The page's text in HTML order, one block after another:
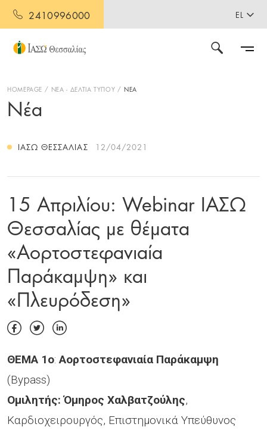
2410996000 EL
HOMEPAGE ΝΕΑ - ΔΕΛΤΙΑ ΤΥΠΟΥ ΝΕΑ
Νέα
ΙΑΣΩ ΘΕΣΣΑΛΊΑΣ 12/04/2021
15 Απριλίου: Webinar ΙΑΣΩ
Θεσσαλίας με θέματα
«Αορτοστεφανιαία
Παράκαμψη» και
«Πλευρόδεση»
ΘΕΜΑ 1ο:Αορτοστεφανιαία Παράκαμψη
(Bypass)
Ομιλητής: Όμηρος Χαλβατζούλης,
Καρδιοχειρουργός, Επιστημονικά Υπεύθυνος